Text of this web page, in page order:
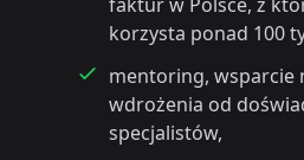
korzysta ponad 100
mentoring, wsparcie
wdrożenia od
specjalistów,